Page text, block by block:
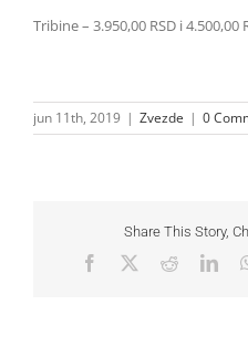
Tribine – 3.950,00 RSD i 4.500,00
jun 11th, 2019 | Zvezde | 0
Share This Story,
Facebook Reddit